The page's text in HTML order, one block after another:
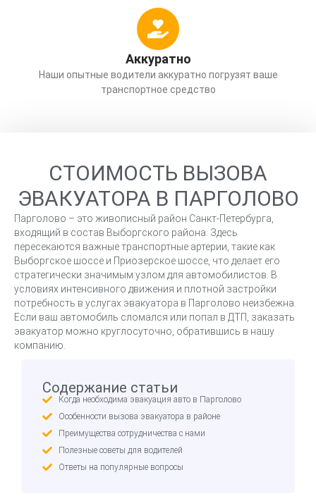
Аккуратно
Наши опытные водители аккуратно погрузят ваше
транспортное средство
СТОИМОСТЬ ВЫЗОВА
ЭВАКУАТОРА В ПАРГОЛОВО
Парголово – это живописный район Санкт-Петербурга,
входящий в состав Выборгского района. Здесь
пересекаются важные транспортные артерии, такие как
Выборгское шоссе и Приозерское шоссе, что делает его
стратегически значимым узлом для автомобилистов. В
условиях интенсивного движения и плотной застройки
потребность в услугах эвакуатора в Парголово неизбежна.
Если ваш автомобиль сломался или попал в ДТП, заказать
эвакуатор можно круглосуточно, обратившись в нашу
компанию.
Содержание статьи
Когда необходима эвакуация авто в Парголово
Особенности вызова эвакуатора в районе
Преимущества сотрудничества с нами
Полезные советы для водителей
Ответы на популярные вопросы